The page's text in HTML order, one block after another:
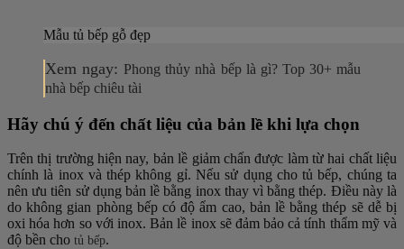
Mẫu tủ bếp gỗ đẹp
Xem ngay: Phong thủy nhà bếp là gì? Top 30+ mẫu
nhà bếp chiêu tài
Hãy chú ý đến chất liệu của bản lề khi lựa chọn
Trên thị trường hiện nay, bản lề giảm chấn được làm từ hai chất liệu
chính là inox và thép không gỉ. Nếu sử dụng cho tủ bếp, chúng ta
nên ưu tiên sử dụng bản lề bằng inox thay vì bằng thép. Điều này là
do không gian phòng bếp có độ ẩm cao, bản lề bằng thép sẽ dễ bị
oxi hóa hơn so với inox. Bản lề inox sẽ đảm bảo cả tính thẩm mỹ và
độ bền cho tủ bếp.